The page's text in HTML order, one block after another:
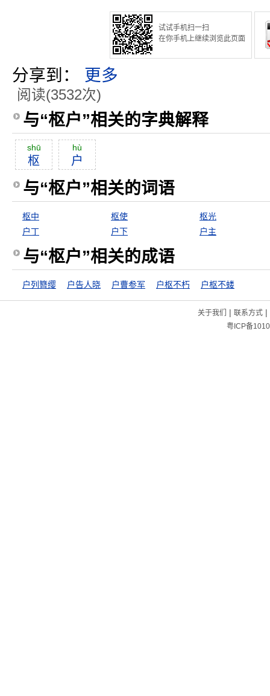
试试手机扫一扫
在你手机上继续浏览此页面
分享到： 更多
阅读(3532次)
与“枢户”相关的字典解释
shū
枢
hù
户
与“枢户”相关的词语
枢中 枢使
枢光
户丁
户下 户主
与“枢户”相关的成语
户列簪缨 户告人晓 户曹参军 户枢不朽 户枢不蝼
关于我们 | 联系方式|
粤ICP备